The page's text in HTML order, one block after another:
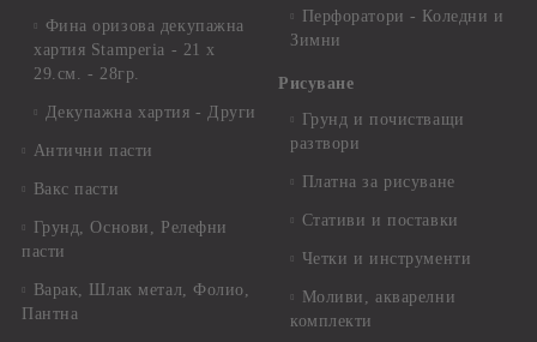
Фина оризова декупажна
хартия Stamperia - 21 х
29.см. - 28гр.
Декупажна хартия - Други
Антични пасти
Вакс пасти
Грунд, Основи, Релефни
пасти
Варак, Шлак метал, Фолио,
Пантна
Перфоратори - Коледни и
Зимни
Рисуване
Грунд и почистващи
разтвори
Платна за рисуване
Стативи и поставки
Четки и инструменти
Моливи, акварелни
комплекти